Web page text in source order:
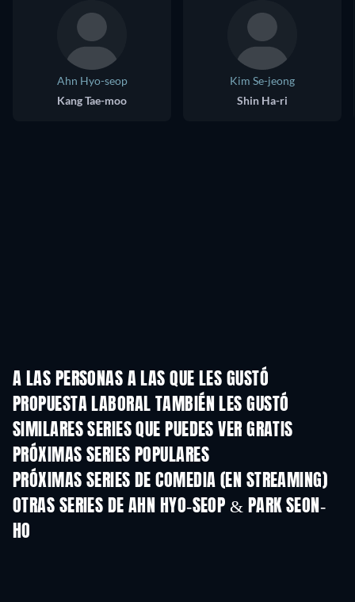
Ahn Hyo-seop
Kang Tae-moo
Kim Se-jeong
Shin Ha-ri
A LAS PERSONAS A LAS QUE LES GUSTÓ
PROPUESTA LABORAL TAMBIÉN LES GUSTÓ
TV TV
SIMILARES SERIES QUE PUEDES VER GRATIS
TV TV
PRÓXIMAS SERIES POPULARES
TV
PRÓXIMAS SERIES DE COMEDIA (EN STREAMING)
Temporada 6 Temporada 2
OTRAS SERIES DE AHN HYO-SEOP & PARK SEON-
HO